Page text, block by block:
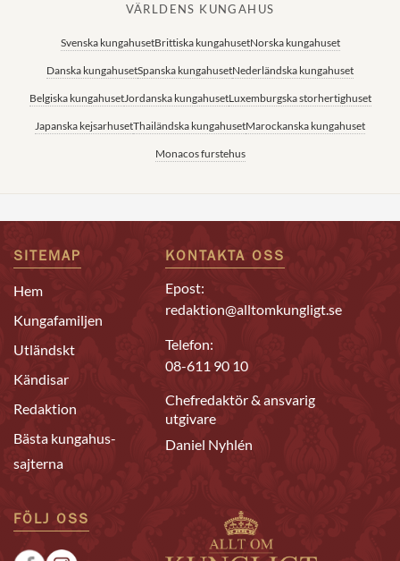
VÄRLDENS KUNGAHUS
Svenska kungahusetBrittiska kungahusetNorska kungahuset
Danska kungahusetSpanska kungahusetNederländska kungahuset
Belgiska kungahusetJordanska kungahusetLuxemburgska storhertighuset
Japanska kejsarhusetThailändska kungahusetMarockanska kungahuset
Monacos furstehus
SITEMAP
Hem
Kungafamiljen
Utländskt
Kändisar
Redaktion
Bästa kungahus-
sajterna
KONTAKTA OSS
Epost:
redaktion@alltomkungligt.se
Telefon:
08-611 90 10
Chefredaktör & ansvarig
utgivare
Daniel Nyhlén
FÖLJ OSS